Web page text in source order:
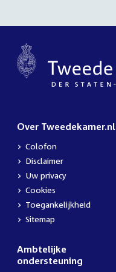
Over Tweedekamer.nl
Colofon
Disclaimer
Uw privacy
Cookies
Toegankelijkheid
Sitemap
Ambtelijke
ondersteuning